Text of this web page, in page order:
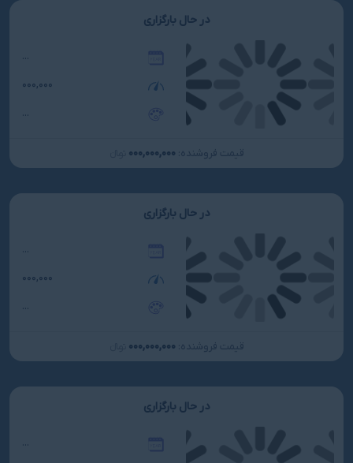
در حال بارگزاری
...
۰۰۰,۰۰۰
...
قیمت فروشنده: ۰۰۰,۰۰۰,۰۰۰
در حال بارگزاری
...
۰۰۰,۰۰۰
...
قیمت فروشنده: ۰۰۰,۰۰۰,۰۰۰
در حال بارگزاری
...